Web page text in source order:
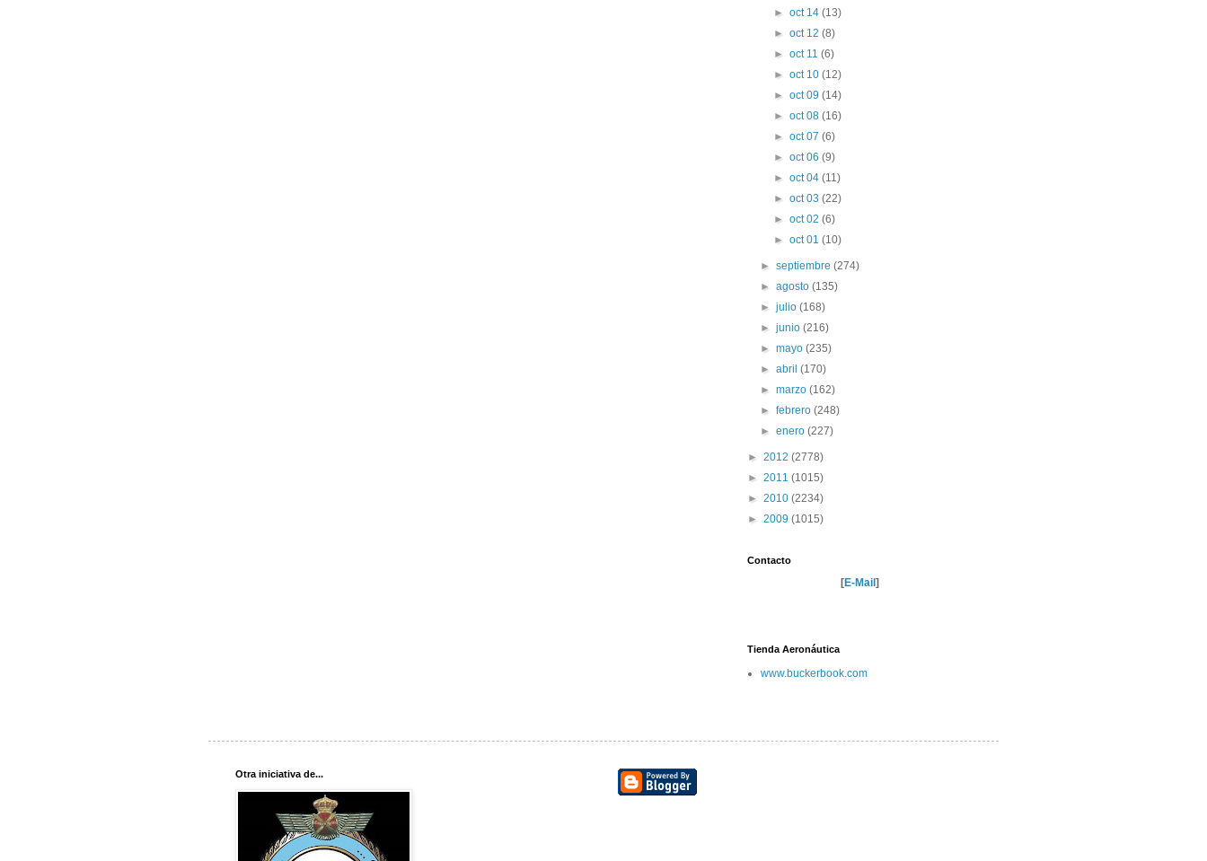
► oct 14 (13)
► oct 12 (8)
► oct 11 (6)
► oct 10 (12)
► oct 09 (14)
► oct 08 (16)
► oct 07 (6)
► oct 06 (9)
► oct 04 (11)
► oct 03 (22)
► oct 02 (6)
► oct 01 (10)
►septiembre(274)
►agosto(135)
►julio(168)
►junio(216)
►mayo(235)
►abril(170)
►marzo(162)
►febrero(248)
►enero(227)
► 2012 (2778)
► 2011 (1015)
► 2010 (2234)
► 2009 (1015)
Contacto
[E-Mail ]
Tienda Aeronáutica
www.buckerbook.com
Otra iniciativa de...